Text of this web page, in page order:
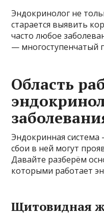
Эндокринолог не
старается выявить
часто любое
— многоступенчатый
Область
Эндокринная система
сбои в ней могут
Давайте разберём
которыми работает
Щитовидная